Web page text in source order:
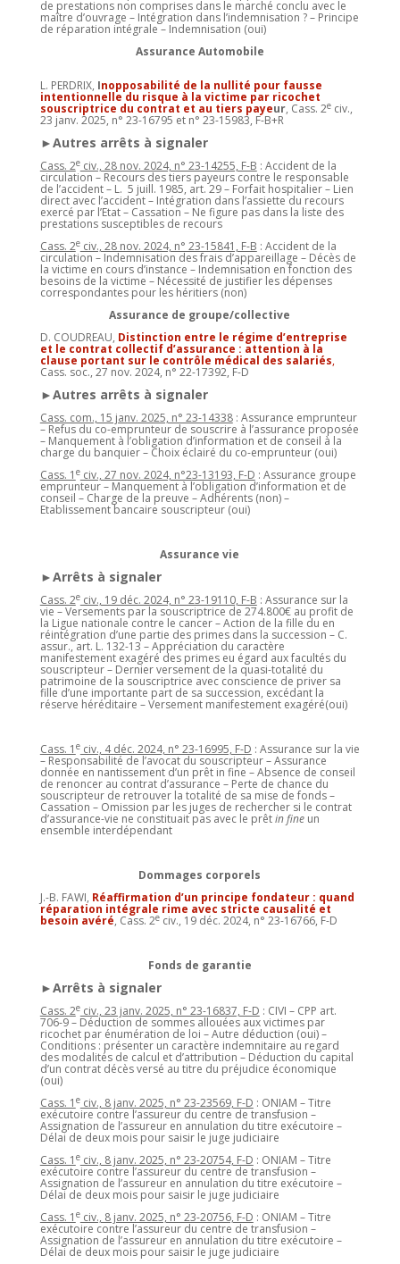
de prestations non comprises dans le marché conclu avec le
maître d’ouvrage – Intégration dans l’indemnisation ? – Principe
de réparation intégrale – Indemnisation (oui)
Assurance Automobile
L. PERDRIX, Inopposabilité de la nullité pour fausse
intentionnelle du risque à la victime par ricochet
souscriptrice du contrat et au tiers payeur, Cass. 2eciv.,
23 janv. 2025, n° 23-16795 et n° 23-15983, F-B+R
►Autres arrêts à signaler
Cass. 2eciv., 28 nov. 2024, n° 23-14255, F-B : Accident de la
circulation – Recours des tiers payeurs contre le responsable
de l’accident – L. 5 juill. 1985, art. 29 – Forfait hospitalier – Lien
direct avec l’accident – Intégration dans l’assiette du recours
exercé par l’Etat – Cassation – Ne figure pas dans la liste des
prestations susceptibles de recours
Cass. 2eciv., 28 nov. 2024, n° 23-15841, F-B : Accident de la
circulation – Indemnisation des frais d’appareillage – Décès de
la victime en cours d’instance – Indemnisation en fonction des
besoins de la victime – Nécessité de justifier les dépenses
correspondantes pour les héritiers (non)
Assurance de groupe/collective
D. COUDREAU, Distinction entre le régime d’entreprise
et le contrat collectif d’assurance : attention à la
clause portant sur le contrôle médical des salariés,
Cass. soc., 27 nov. 2024, n° 22-17392, F-D
►Autres arrêts à signaler
Cass. com., 15 janv. 2025, n° 23-14338: Assurance emprunteur
– Refus du co-emprunteur de souscrire à l’assurance proposée
– Manquement à l’obligation d’information et de conseil à la
charge du banquier – Choix éclairé du co-emprunteur (oui)
Cass. 1 eciv., 27 nov. 2024, n°23-13193, F-D : Assurance groupe
emprunteur – Manquement à l’obligation d’information et de
conseil – Charge de la preuve – Adhérents (non) –
Etablissement bancaire souscripteur (oui)
Assurance vie
►Arrêts à signaler
Cass. 2eciv., 19 déc. 2024, n° 23-19110, F-B : Assurance sur la
vie – Versements par la souscriptrice de 274.800€ au profit de
la Ligue nationale contre le cancer – Action de la fille du en
réintégration d’une partie des primes dans la succession – C.
assur., art. L. 132-13 – Appréciation du caractère
manifestement exagéré des primes eu égard aux facultés du
souscripteur – Dernier versement de la quasi-totalité du
patrimoine de la souscriptrice avec conscience de priver sa
fille d’une importante part de sa succession, excédant la
réserve héréditaire – Versement manifestement exagéré(oui)
Cass. 1 eciv., 4 déc. 2024, n° 23-16995, F-D : Assurance sur la vie
– Responsabilité de l’avocat du souscripteur – Assurance
donnée en nantissement d’un prêt in fine – Absence de conseil
de renoncer au contrat d’assurance – Perte de chance du
souscripteur de retrouver la totalité de sa mise de fonds –
Cassation – Omission par les juges de rechercher si le contrat
d’assurance-vie ne constituait pas avec le prêtin fineun
ensemble interdépendant
Dommages corporels
J.-B. FAWI, Réaffirmation d’un principe fondateur : quand
réparation intégrale rime avec stricte causalité et
besoin avéré, Cass. 2eciv., 19 déc. 2024, n° 23-16766, F-D
Fonds de garantie
►Arrêts à signaler
Cass. 2eciv., 23 janv. 2025, n° 23-16837, F-D : CIVI – CPP art.
706-9 – Déduction de sommes allouées aux victimes par
ricochet par énumération de loi – Autre déduction (oui) –
Conditions : présenter un caractère indemnitaire au regard
des modalités de calcul et d’attribution – Déduction du capital
d’un contrat décès versé au titre du préjudice économique
(oui)
Cass. 1 eciv., 8 janv. 2025, n° 23-23569, F-D : ONIAM – Titre
exécutoire contre l’assureur du centre de transfusion –
Assignation de l’assureur en annulation du titre exécutoire –
Délai de deux mois pour saisir le juge judiciaire
Cass. 1 eciv., 8 janv. 2025, n° 23-20754, F-D : ONIAM – Titre
exécutoire contre l’assureur du centre de transfusion –
Assignation de l’assureur en annulation du titre exécutoire –
Délai de deux mois pour saisir le juge judiciaire
Cass. 1 eciv., 8 janv. 2025, n° 23-20756, F-D : ONIAM – Titre
exécutoire contre l’assureur du centre de transfusion –
Assignation de l’assureur en annulation du titre exécutoire –
Délai de deux mois pour saisir le juge judiciaire